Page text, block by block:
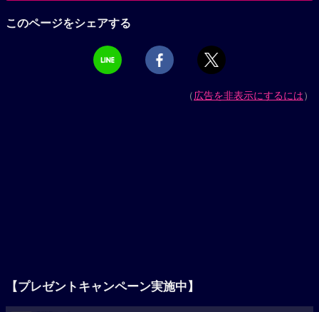
このページをシェアする
（広告を非表示にするには）
【プレゼントキャンペーン実施中】